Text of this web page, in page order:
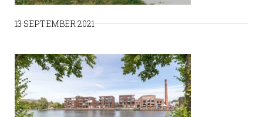
13 SEPTEMBER 2021